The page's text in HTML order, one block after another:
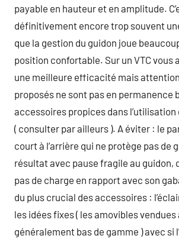
payable en hauteur et en amplitude.
définitivement encore trop souvent
que la gestion du guidon joue
position confortable. Sur un VTC vous
une meilleure efficacité mais
proposés ne sont pas en permanence
accessoires propices dans
( consulter par ailleurs ). A éviter : le
court à l’arrière qui ne protège pas de
résultat avec pause fragile au guidon,
pas de charge en rapport avec son
du plus crucial des accessoires :
les idées fixes ( les amovibles
généralement bas de gamme ) avec si